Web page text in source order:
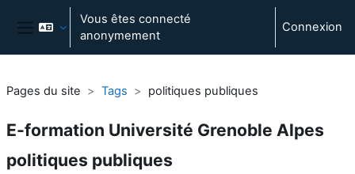
Passer au contenu principal
Panneau latéral
Vous êtes connecté
anonymement
Connexion
Pages du site Tags politiques publiques
E-formation Université Grenoble Alpes
politiques publiques